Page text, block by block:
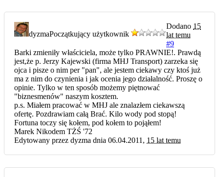
dyzmaPoczątkujący użytkownik
Dodano 15
lat temu
#9
Barki zmieniły właściciela, może tylko PRAWNIE!. Prawdą
jest,że p. Jerzy Kajewski (firma MHJ Transport) zarzeka się
ojca i pisze o nim per "pan", ale jestem ciekawy czy ktoś już
ma z nim do czynienia i jak ocenia jego działalność. Proszę o
opinie. Tylko w ten sposób możemy piętnować
"biznesmenów" naszym kosztem.
p.s. Miałem pracować w MHJ ale znalazłem ciekawszą
ofertę. Pozdrawiam całą Brać. Kilo wody pod stopą!
Fortuna toczy się kołem, pod kołem to pojąłem!
Marek Nikodem TŻŚ '72
Edytowany przez dyzma dnia 06.04.2011, 15 lat temu